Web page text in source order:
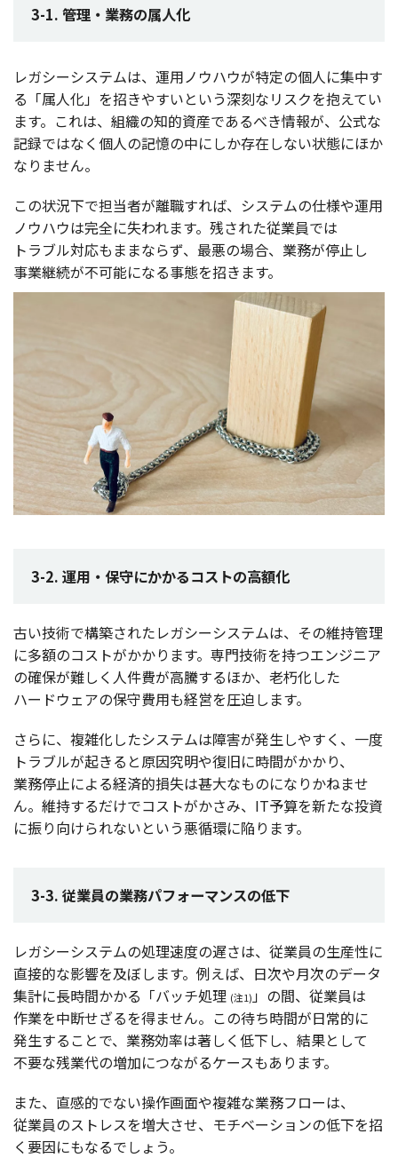
3-1. 管理・業務の属人化
レガシーシステムは、 運用ノウハウが特定の個人に集中す
る「属人化」を招きやすいという深刻なリスクを抱えてい
ます。これは、 組織の知的資産であるべき情報が、 公式な
記録ではなく 個人の記憶の中にしか存在しない状態にほか
なりません。
この状況下で担当者が離職すれば、 システムの仕様や運用
ノウハウは完全に失われます。残された従業員では
トラブル対応もままならず、 最悪の場合、 業務が停止し
事業継続が不可能になる事態を招きます。
3-2. 運用・保守にかかるコストの高額化
古い技術で構築されたレガシーシステムは、その維持管理
に多額のコストがかかります。 専門技術を持つエンジニア
の確保が難しく 人件費が高騰するほか、 老朽化した
ハードウェアの保守費用も経営を圧迫します。
さらに、 複雑化したシステムは障害が発生しやすく、 一度
トラブルが起きると原因究明や復旧に時間がかかり、
業務停止による経済的損失は甚大なものになりかねませ
ん。 維持するだけでコストがかさみ、IT予算を新たな投資
に振り向けられないという悪循環に陥ります。
3-3. 従業員の業務パフォーマンスの低下
レガシーシステムの処理速度の遅さは、 従業員の生産性に
直接的な影響を及ぼします。例えば、 日次や月次のデータ
集計に長時間かかる「バッチ処理 (注1)」の間、 従業員は
作業を中断せざるを得ません。この待ち時間が日常的に
発生することで、 業務効率は著しく低下し、 結果として
不要な残業代の増加につながるケースもあります。
また、 直感的でない操作画面や複雑な業務フローは、
従業員のストレスを増大させ、 モチベーションの低下を招
く 要因にもなるでしょう。